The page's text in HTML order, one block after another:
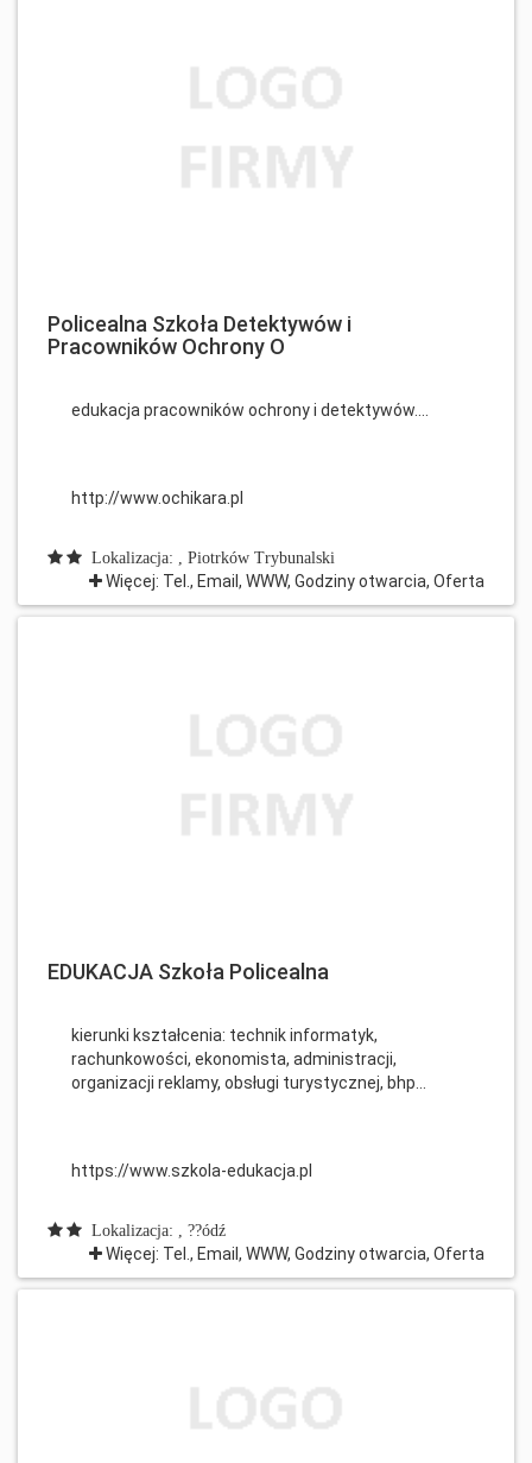
Policealna Szkoła Detektywów i
Pracowników Ochrony O
edukacja pracowników ochrony i detektywów....
http://www.ochikara.pl
Lokalizacja: , Piotrków Trybunalski
Więcej: Tel., Email, WWW, Godziny otwarcia, Oferta
EDUKACJA Szkoła Policealna
kierunki kształcenia: technik informatyk,
rachunkowości, ekonomista, administracji,
organizacji reklamy, obsługi turystycznej, bhp...
https://www.szkola-edukacja.pl
Lokalizacja: , ??ódź
Więcej: Tel., Email, WWW, Godziny otwarcia, Oferta